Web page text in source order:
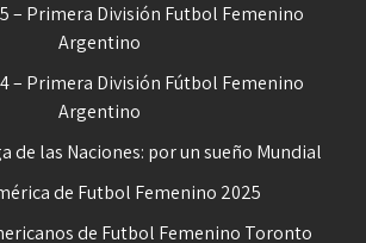
– Primera División Futbol Femenino
Argentino
– Primera División Fútbol Femenino
Argentino
de las Naciones: por un sueño Mundial
de Futbol Femenino 2025
de Futbol Femenino Toronto